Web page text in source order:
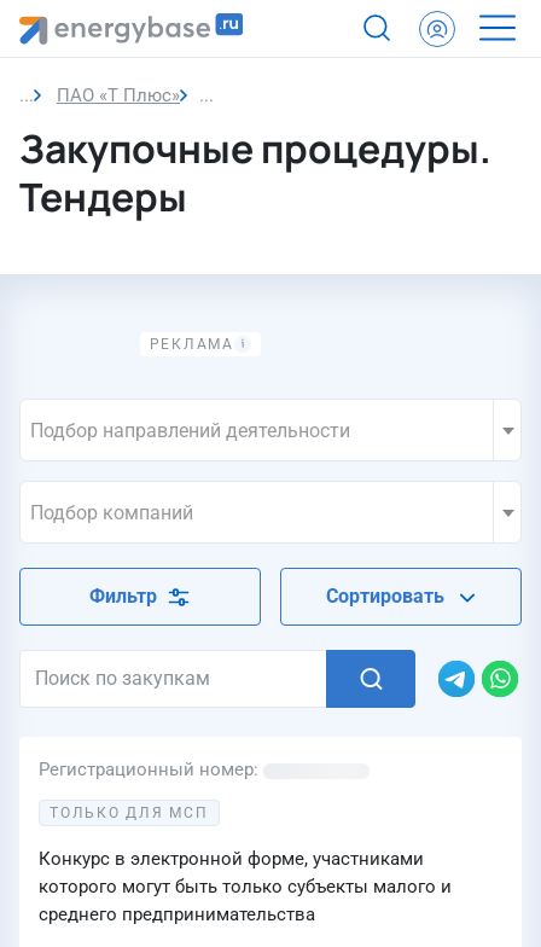
ПАО «Т Плюс» Закупки компании
Закупочные процедуры.
Тендеры
Подбор направлений деятельности
Подбор компаний
Фильтр Сортировать
Регистрационный номер
ТОЛЬКО ДЛЯ МСП
Конкурс в электронной форме, участниками
которого могут быть только субъекты малого и
среднего предпринимательства